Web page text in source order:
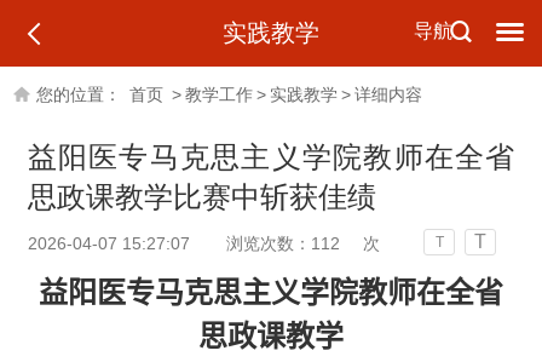
导航
实践教学
您的位置： 首页 >教学工作> 实践教学>详细内容
益阳医专马克思主义学院教师在全省
思政课教学比赛中斩获佳绩
2026-04-07 15:27:07 浏览次数： 112 次 T T
益阳医专马克思主义学院教师在全省
思政课教学